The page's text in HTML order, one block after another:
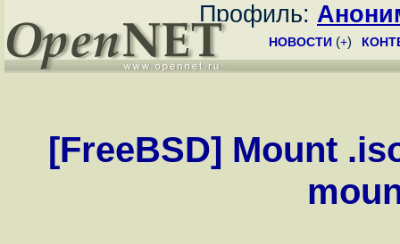
Профиль:
НОВОСТИ (+)
[FreeBSD] Mount